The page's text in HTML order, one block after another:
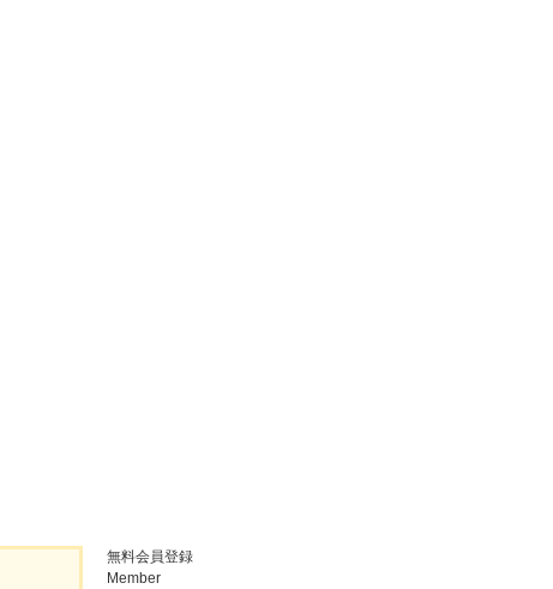
無料会員登録
Member